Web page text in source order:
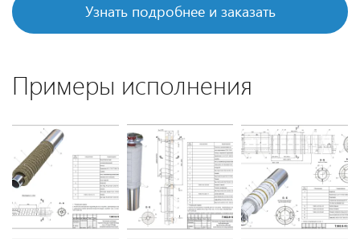
Узнать подробнее и заказать
Примеры исполнения